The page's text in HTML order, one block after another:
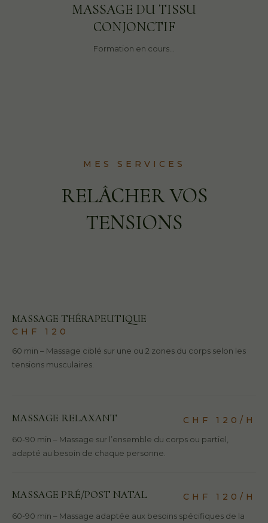
MASSAGE DU TISSU
CONJONCTIF
Formation en cours…
MES SERVICES
RELÂCHER VOS
TENSIONS
MASSAGE THÉRAPEUTIQUE
CHF 120
60 min – Massage ciblé sur une ou 2 zones du corps selon les
tensions musculaires.
MASSAGE RELAXANT CHF 120/H
60-90 min – Massage sur l’ensemble du corps ou partiel,
adapté au besoin de chaque personne.
MASSAGE PRÉ/POST NATAL CHF 120/H
60-90 min – Massage adaptée aux besoins spécifiques de la